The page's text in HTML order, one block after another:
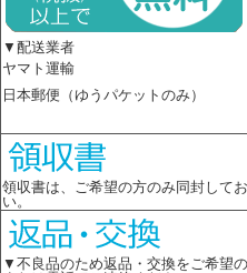
▼配送業者
ヤマト運輸
日本郵便（ゆうパケットのみ）
領収書は、ご希望の方のみ同封して
い。
▼不良品のため返品・交換をご希望